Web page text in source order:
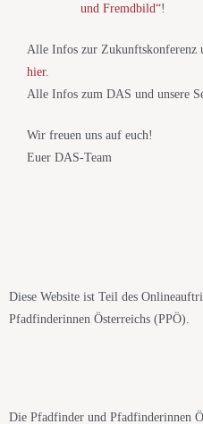
und Fremdbild“!
Alle Infos zur Zukunftskonferenz
hier.
Alle Infos zum DAS und unsere
Wir freuen uns auf euch!
Euer DAS-Team
Diese Website ist Teil des
Pfadfinderinnen Österreichs (PPÖ).
Die Pfadfinder und Pfadfinderinnen